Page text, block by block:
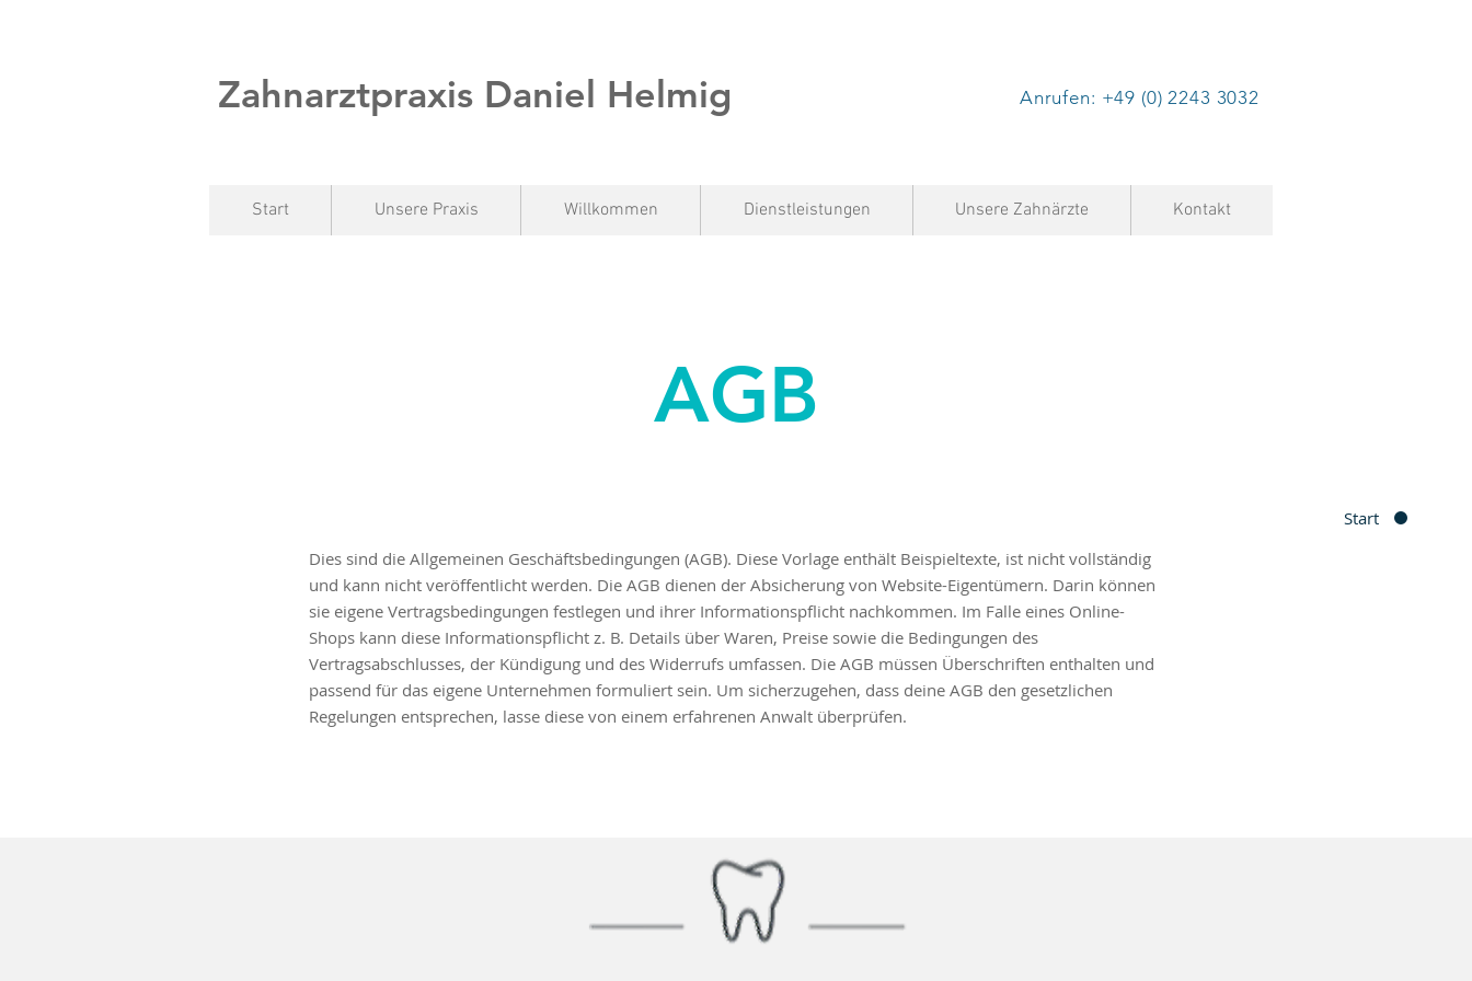
Zahnarztpraxis Daniel Helmig Anrufen: +49 (0) 2243 3032
Start Unsere Praxis Willkommen Dienstleistungen Unsere Zahnärzte Kontakt
Start
AGB
Dies sind die Allgemeinen Geschäftsbedingungen (AGB). Diese Vorlage enthält Beispieltexte, ist nicht vollständig
und kann nicht veröffentlicht werden. Die AGB dienen der Absicherung von Website-Eigentümern. Darin können
sie eigene Vertragsbedingungen festlegen und ihrer Informationspflicht nachkommen. Im Falle eines Online-
Shops kann diese Informationspflicht z. B. Details über Waren, Preise sowie die Bedingungen des
Vertragsabschlusses, der Kündigung und des Widerrufs umfassen. Die AGB müssen Überschriften enthalten und
passend für das eigene Unternehmen formuliert sein. Um sicherzugehen, dass deine AGB den gesetzlichen
Regelungen entsprechen, lasse diese von einem erfahrenen Anwalt überprüfen.